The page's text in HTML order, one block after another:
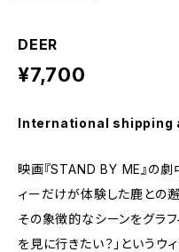
DEER
¥7,700
International shipping
映画『STAND BY ME』の
ィーだけが体験した鹿との邂
その象徴的なシーンをグラフ
を見に行きたい？」というウ